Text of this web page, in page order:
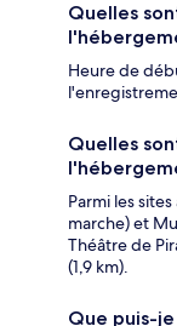
Quelles
Heure de
Quelles
Parmi les
marche) et
Théâtre de
(1,9 km).
Que puis-